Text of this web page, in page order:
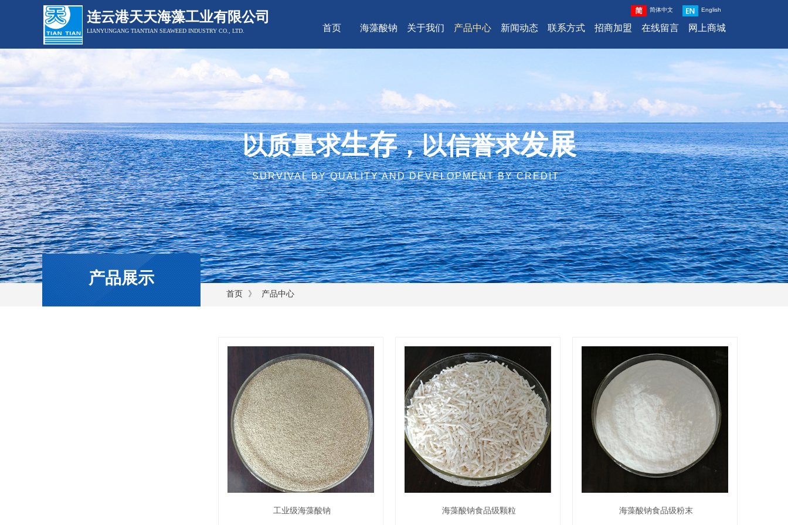
首页 海藻酸钠 关于我们 产品中心 新闻动态 联系方式 招商加盟 在线留言 网上商城
连云港天天海藻工业有限公司
LIANYUNGANG TIANTIAN SEAWEED INDUSTRY CO., LTD.
简体中文 English
以质量求生存，以信誉求发展
SURVIVAL BY QUALITY AND DEVELOPMENT BY CREDIT
产品展示
首页 》 产品中心
工业级海藻酸钠 海藻酸钠食品级颗粒 海藻酸钠食品级粉末